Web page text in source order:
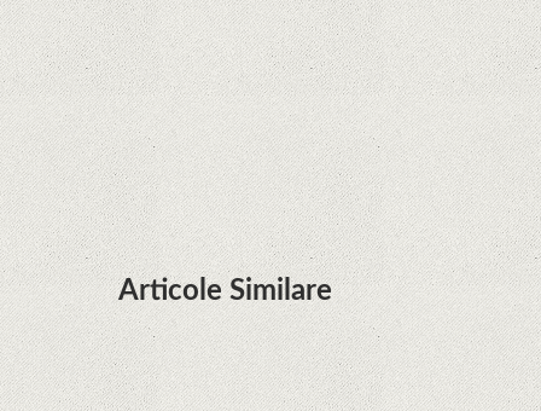
terminalele Huawei cu procesoare Kirin
Huawei P50 primeşte o posibilă dată de lansare
şi e mai curând decât credeam; Are cameră
telephoto cu zoom optic variabil
Articole Similare